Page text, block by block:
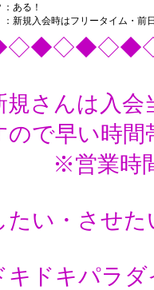
ある！
新規入会時はフリータイム・前
さんは入会
早い時間
時間ＡＭ
たい・
キドキ